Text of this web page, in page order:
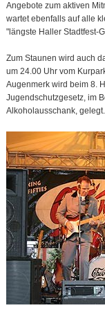
Angebote zum aktiven
wartet ebenfalls auf alle
"längste Haller Stadtfest-
Zum Staunen wird auch
um 24.00 Uhr vom
Augenmerk wird beim 8.
Jugendschutzgesetz, im
Alkoholausschank,